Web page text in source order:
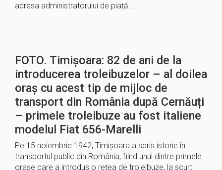
adresa administratorului de piață…
FOTO. Timișoara: 82 de ani de la
introducerea troleibuzelor – al doilea
oraș cu acest tip de mijloc de
transport din România după Cernăuți
– primele troleibuze au fost italiene
modelul Fiat 656-Marelli
Pe 15 noiembrie 1942, Timișoara a scris istorie în
transportul public din România, fiind unul dintre primele
orașe care a introdus o rețea de troleibuze, la scurt